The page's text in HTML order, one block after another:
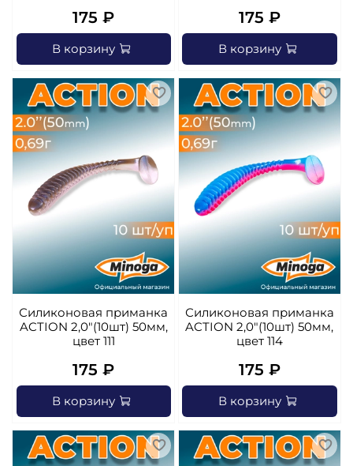
175 ₽
В корзину
175 ₽
В корзину
Силиконовая приманка
ACTION 2,0"(10шт) 50мм,
цвет 111
175 ₽
В корзину
Силиконовая приманка
ACTION 2,0"(10шт) 50мм,
цвет 114
175 ₽
В корзину